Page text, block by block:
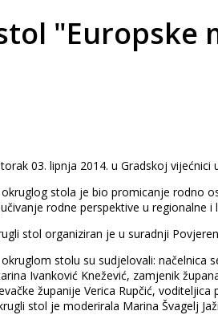
"Europske
03. lipnja 2014. u Gradskoj
okruglog stola je bio promicanje rodno
rodne perspektive u regionalne
stol organiziran je u suradnji
stolu su sudjelovali: načelnica
Ivanković Knežević, zamjenik
županije Verica Rupčić,
stol je moderirala Marina Švagelj